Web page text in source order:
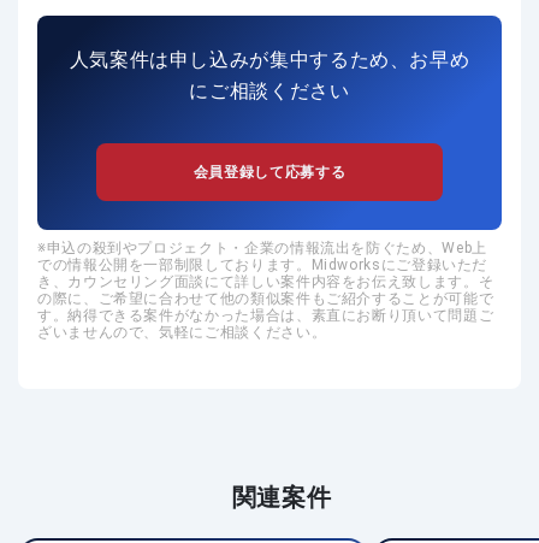
人気案件は申し込みが集中するため、お早め
にご相談ください
会員登録して応募する
申込の殺到やプロジェクト・企業の情報流出を防ぐため、Web上
での情報公開を一部制限しております。Midworksにご登録いただ
き、カウンセリング面談にて詳しい案件内容をお伝え致します。そ
の際に、ご希望に合わせて他の類似案件もご紹介することが可能で
す。納得できる案件がなかった場合は、素直にお断り頂いて問題ご
ざいませんので、気軽にご相談ください。
関連案件